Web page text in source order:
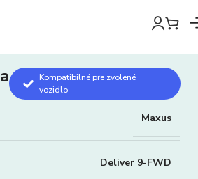
Kompatibilné pre zvolené
vozidlo
Maxus
Deliver 9-FWD